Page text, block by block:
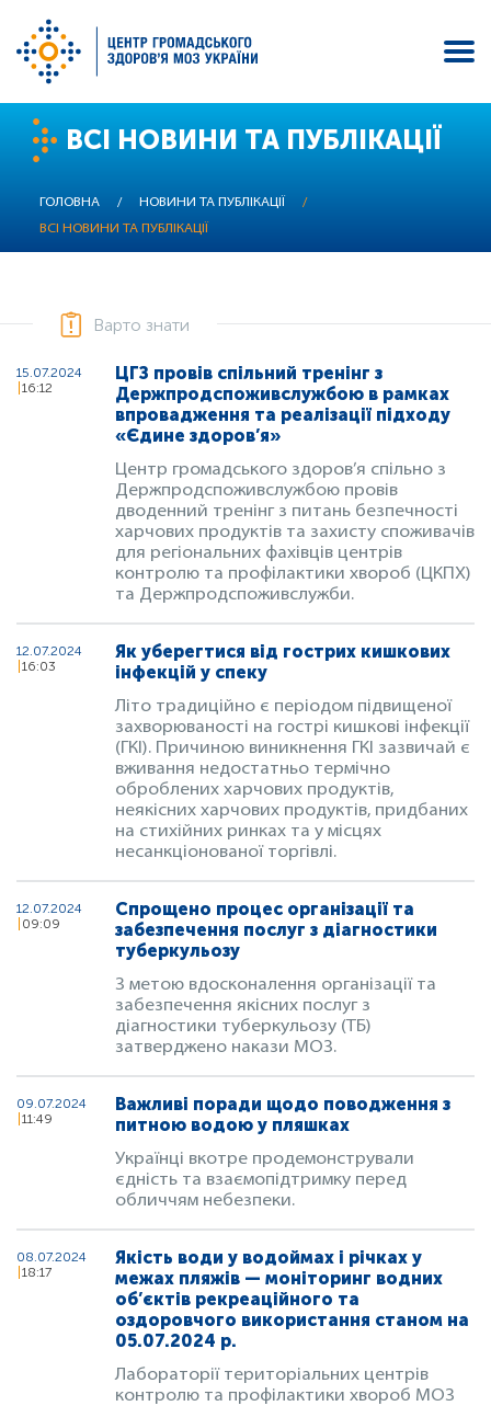
Перейти
вмісту
ВСІ НОВИНИ ТА ПУБЛІКАЦІЇ
ГОЛОВНА / НОВИНИ ТА ПУБЛІКАЦІЇ
/
ВСІ НОВИНИ ТА ПУБЛІКАЦІЇ
Варто знати
15.07.2024
16:12
ЦГЗ провів спільний тренінг з
Держпродспоживслужбою в рамках
впровадження та реалізації підходу
«Єдине здоров’я»
Центр громадського здоров’я спільно з
Держпродспоживслужбою провів
дводенний тренінг з питань безпечності
харчових продуктів та захисту споживачів
для регіональних фахівців центрів
контролю та профілактики хвороб (ЦКПХ)
та Держпродспоживслужби.
12.07.2024
16:03
Як уберегтися від гострих кишкових
інфекцій у спеку
Літо традиційно є періодом підвищеної
захворюваності на гострі кишкові інфекції
(ГКІ). Причиною виникнення ГКІ зазвичай є
вживання недостатньо термічно
оброблених харчових продуктів,
неякісних харчових продуктів, придбаних
на стихійних ринках та у місцях
несанкціонованої торгівлі.
12.07.2024
09:09
Спрощено процес організації та
забезпечення послуг з діагностики
туберкульозу
З метою вдосконалення організації та
забезпечення якісних послуг з
діагностики туберкульозу (ТБ)
затверджено накази МОЗ.
09.07.2024
11:49
Важливі поради щодо поводження з
питною водою у пляшках
Українці вкотре продемонстрували
єдність та взаємопідтримку перед
обличчям небезпеки.
08.07.2024
18:17
Якість води у водоймах і річках у
межах пляжів — моніторинг водних
об’єктів рекреаційного та
оздоровчого використання станом на
05.07.2024 р.
Лабораторії територіальних центрів
контролю та профілактики хвороб МОЗ